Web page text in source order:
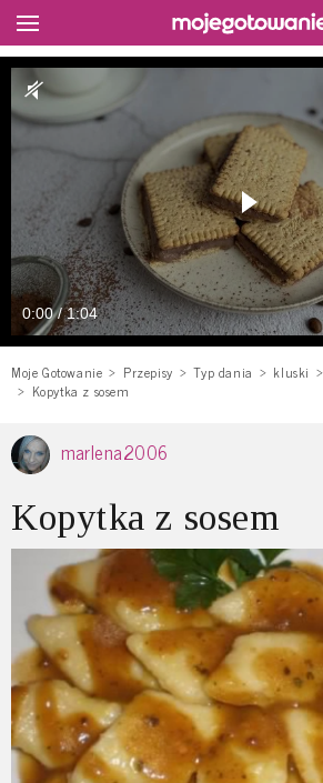
0:00 / 1:04
Moje Gotowanie Przepisy Typ dania kluski
Kopytka z sosem
marlena2006
Kopytka z sosem